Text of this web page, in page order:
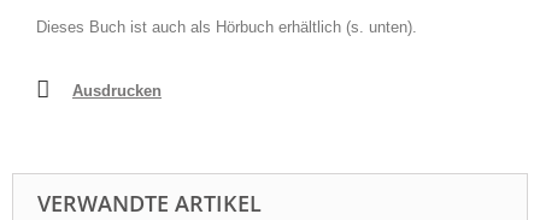
Dieses Buch ist auch als Hörbuch erhältlich (s. unten).
Ausdrucken
VERWANDTE ARTIKEL